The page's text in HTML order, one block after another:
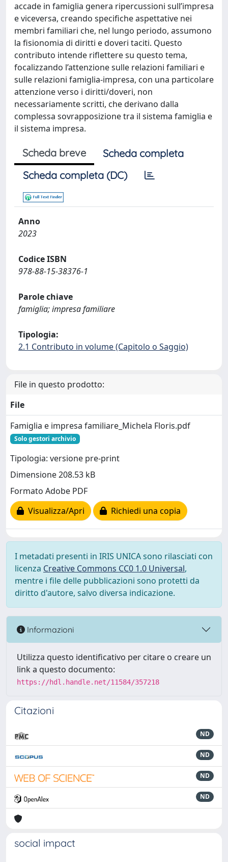
accade in famiglia genera ripercussioni sull’impresa
e viceversa, creando specifiche aspettative nei
membri familiari che, nel lungo periodo, assumono
la fisionomia di diritti e doveri taciti. Questo
contributo intende riflettere su questo tema,
focalizzando l’attenzione sulle relazioni familiari e
sulle relazioni famiglia-impresa, con una particolare
attenzione verso i diritti/doveri, non
necessariamente scritti, che derivano dalla
complessa sovrapposizione tra il sistema famiglia e
il sistema impresa.
Scheda breve
Scheda completa
Scheda completa (DC)
Anno
2023
Codice ISBN
978-88-15-38376-1
Parole chiave
famiglia; impresa familiare
Tipologia:
2.1 Contributo in volume (Capitolo o Saggio)
File in questo prodotto:
File
Famiglia e impresa familiare_Michela Floris.pdf
Solo gestori archivio
Tipologia: versione pre-print
Dimensione 208.53 kB
Formato Adobe PDF
Visualizza/Apri
Richiedi una copia
I metadati presenti in IRIS UNICA sono rilasciati con
licenza Creative Commons CC0 1.0 Universal,
mentre i file delle pubblicazioni sono protetti da
diritto d'autore, salvo diversa indicazione.
Informazioni
Utilizza questo identificativo per citare o creare un
link a questo documento:
https://hdl.handle.net/11584/357218
Citazioni
ND
ND
ND
ND
social impact